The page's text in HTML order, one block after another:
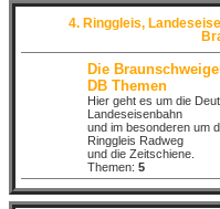
4. Ringgleis,
Die
DB Themen
Hier geht es um die
Landeseisenbahn
und im besonderen um
Ringgleis Radweg
und die Zeitschiene.
Themen: 5